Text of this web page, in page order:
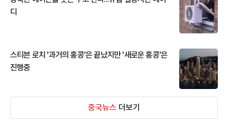
디
스티븐 로치 '과거의 홍콩'은 끝났지만 '새로운 홍콩'은
진행중
중국뉴스 더보기